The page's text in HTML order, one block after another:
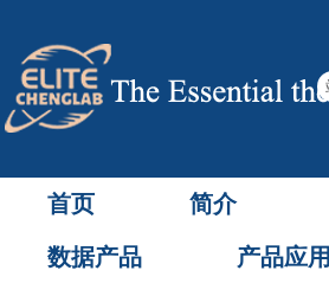
首页 简介
数据产品 产品应用